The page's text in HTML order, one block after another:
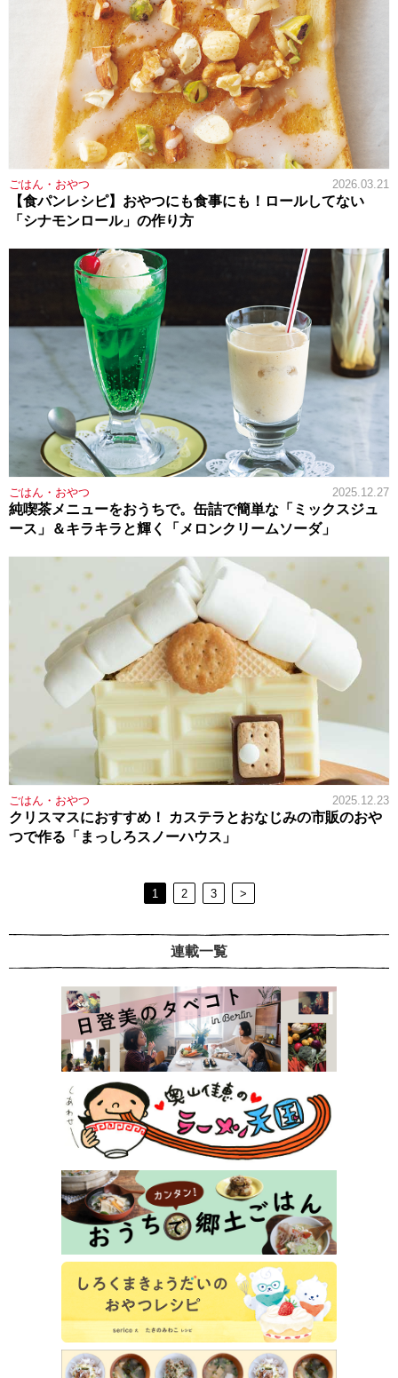
ごはん・おやつ 2026.03.21
【食パンレシピ】おやつにも食事にも！ロールしてない
「シナモンロール」の作り方
ごはん・おやつ 2025.12.27
純喫茶メニューをおうちで。缶詰で簡単な「ミックスジュ
ース」＆キラキラと輝く「メロンクリームソーダ」
ごはん・おやつ 2025.12.23
クリスマスにおすすめ！ カステラとおなじみの市販のおや
つで作る「まっしろスノーハウス」
1 2 3 >
連載一覧